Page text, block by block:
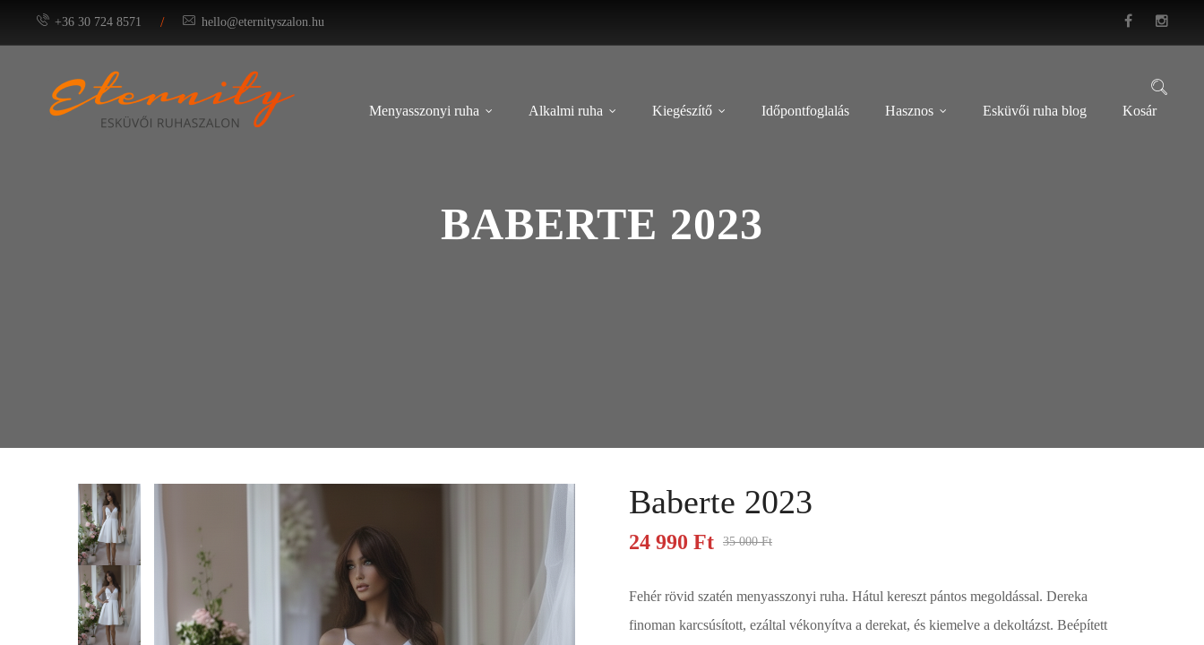
+36 30 724 8571 / hello@eternityszalon.hu
Menyasszonyi ruha Alkalmi ruha Kiegészítő Időpontfoglalás Hasznos Esküvői ruha blog Kosár
BABERTE 2023
Baberte 2023
35 000Ft
24 990 Ft
Fehér rövid szatén menyasszonyi ruha. Hátul kereszt pántos megoldással. Dereka
finoman karcsúsított, ezáltal vékonyítva a derekat, és kiemelve a dekoltázst. Beépített